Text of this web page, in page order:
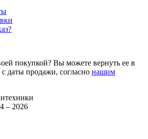
покупкой? Вы можете вернуть ее в
даты продажи, согласно нашим
– 2026